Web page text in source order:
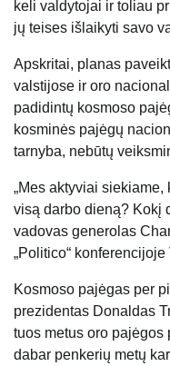
keli valdytojai ir toliau
jų teises išlaikyti savo
Apskritai, planas
valstijose ir oro
padidintų kosmoso
kosminės pajėgų
tarnyba, nebūtų
„Mes aktyviai
visą darbo dieną? Kokį
vadovas generolas
„Politico“
Kosmoso pajėgas per
prezidentas Donaldas
tuos metus oro pajėgos
dabar penkerių metų